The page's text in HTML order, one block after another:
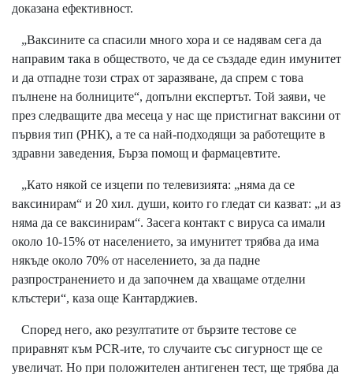
доказана ефективност.
„Ваксините са спасили много хора и се надявам сега да
направим така в обществото, че да се създаде един имунитет
и да отпадне този страх от заразяване, да спрем с това
пълнене на болниците“, допълни експертът. Той заяви, че
през следващите два месеца у нас ще пристигнат ваксини от
първия тип (РНК), а те са най-подходящи за работещите в
здравни заведения, Бърза помощ и фармацевтите.
„Като някой се изцепи по телевизията: „няма да се
ваксинирам“ и 20 хил. души, които го гледат си казват: „и аз
няма да се ваксинирам“. Засега контакт с вируса са имали
около 10-15% от населението, за имунитет трябва да има
някъде около 70% от населението, за да падне
разпространението и да започнем да хващаме отделни
клъстери“, каза още Кантарджиев.
Според него, ако резултатите от бързите тестове се
приравнят към PCR-ите, то случаите със сигурност ще се
увеличат. Но при положителен антигенен тест, ще трябва да